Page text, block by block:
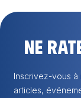
Ne
Inscrivez-vous
articles,